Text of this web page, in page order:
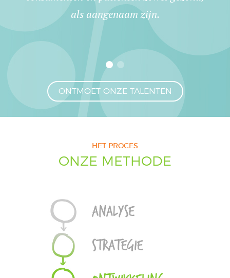
als aangenaam zijn.
ONTMOET ONZE TALENTEN
HET PROCES
ONZE METHODE